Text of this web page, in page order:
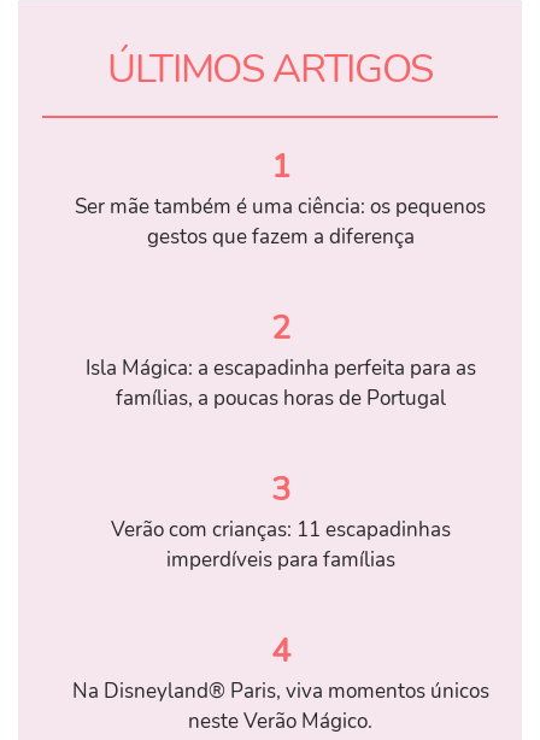
ÚLTIMOS ARTIGOS
1
Ser mãe também é uma ciência: os pequenos
gestos que fazem a diferença
2
Isla Mágica: a escapadinha perfeita para as
famílias, a poucas horas de Portugal
3
Verão com crianças: 11 escapadinhas
imperdíveis para famílias
4
Na Disneyland® Paris, viva momentos únicos
neste Verão Mágico.